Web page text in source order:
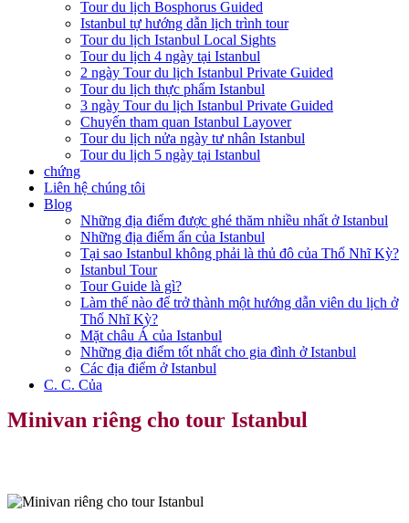
Tour du lịch Bosphorus Guided
Istanbul tự hướng dẫn lịch trình tour
Tour du lịch Istanbul Local Sights
Tour du lịch 4 ngày tại Istanbul
2 ngày Tour du lịch Istanbul Private Guided
Tour du lịch thực phẩm Istanbul
3 ngày Tour du lịch Istanbul Private Guided
Chuyến tham quan Istanbul Layover
Tour du lịch nửa ngày tư nhân Istanbul
Tour du lịch 5 ngày tại Istanbul
chứng
Liên hệ chúng tôi
Blog
Những địa điểm được ghé thăm nhiều nhất ở Istanbul
Những địa điểm ẩn của Istanbul
Tại sao Istanbul không phải là thủ đô của Thổ Nhĩ Kỳ?
Istanbul Tour
Tour Guide là gì?
Làm thế nào để trở thành một hướng dẫn viên du lịch ở
Thổ Nhĩ Kỳ?
Mặt châu Á của Istanbul
Những địa điểm tốt nhất cho gia đình ở Istanbul
Các địa điểm ở Istanbul
C. C. Của
Minivan riêng cho tour Istanbul